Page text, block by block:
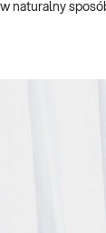
naturalny